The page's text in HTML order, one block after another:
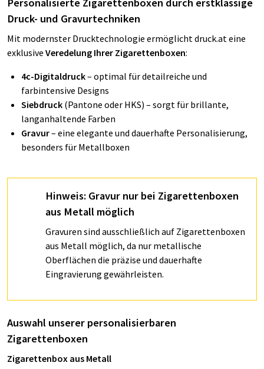
Druck- und Gravurtechniken
Mit modernster Drucktechnologie ermöglicht druck.at eine
exklusive Veredelung Ihrer Zigarettenboxen:
4c-Digitaldruck– optimal für detailreiche und
farbintensive Designs
Siebdruck (Pantone oder HKS) – sorgt für brillante,
langanhaltende Farben
Gravur– eine elegante und dauerhafte Personalisierung,
besonders für Metallboxen
Hinweis: Gravur nur bei Zigarettenboxen
aus Metall möglich
Gravuren sind ausschließlich auf Zigarettenboxen
aus Metall möglich, da nur metallische
Oberflächen die präzise und dauerhafte
Eingravierung gewährleisten.
Auswahl unserer personalisierbaren
Zigarettenboxen
Zigarettenbox aus Metall